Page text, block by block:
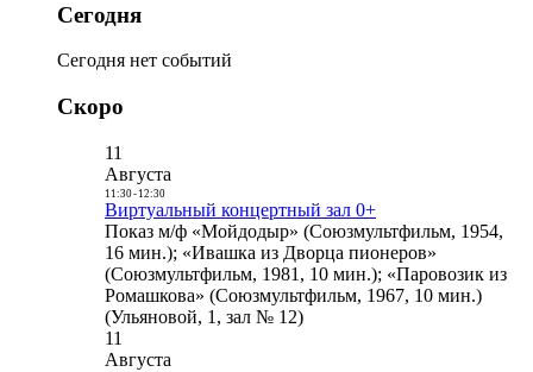
Сегодня
Сегодня нет событий
Скоро
11
Августа
11:30- 12:30
Виртуальный концертный зал 0+
Показ м/ф «Мойдодыр» (Союзмультфильм, 1954,
16 мин.); «Ивашка из Дворца пионеров»
(Союзмультфильм, 1981, 10 мин.); «Паровозик из
Ромашкова» (Союзмультфильм, 1967, 10 мин.)
(Ульяновой, 1, зал № 12)
11
Августа